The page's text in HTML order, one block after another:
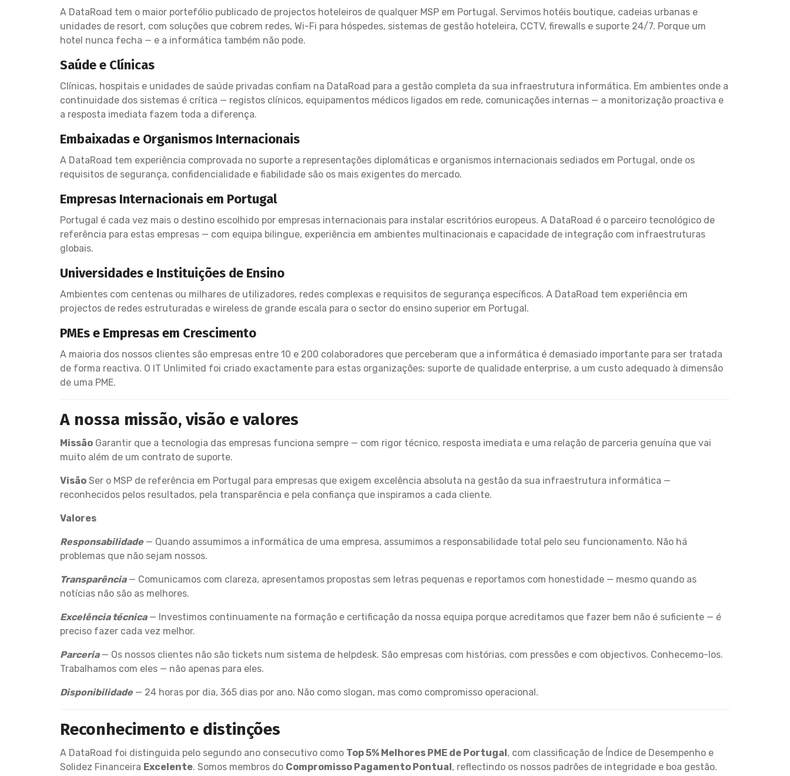
A DataRoad tem o maior portefólio publicado de projectos hoteleiros de qualquer MSP em Portugal. Servimos hotéis boutique, cadeias urbanas e
unidades de resort, com soluções que cobrem redes, Wi-Fi para hóspedes, sistemas de gestão hoteleira, CCTV, firewalls e suporte 24/7. Porque um
hotel nunca fecha — e a informática também não pode.
Saúde e Clínicas
Clínicas, hospitais e unidades de saúde privadas confiam na DataRoad para a gestão completa da sua infraestrutura informática. Em ambientes onde a
continuidade dos sistemas é crítica — registos clínicos, equipamentos médicos ligados em rede, comunicações internas — a monitorização proactiva e
a resposta imediata fazem toda a diferença.
Embaixadas e Organismos Internacionais
A DataRoad tem experiência comprovada no suporte a representações diplomáticas e organismos internacionais sediados em Portugal, onde os
requisitos de segurança, confidencialidade e fiabilidade são os mais exigentes do mercado.
Empresas Internacionais em Portugal
Portugal é cada vez mais o destino escolhido por empresas internacionais para instalar escritórios europeus. A DataRoad é o parceiro tecnológico de
referência para estas empresas — com equipa bilingue, experiência em ambientes multinacionais e capacidade de integração com infraestruturas
globais.
Universidades e Instituições de Ensino
Ambientes com centenas ou milhares de utilizadores, redes complexas e requisitos de segurança específicos. A DataRoad tem experiência em
projectos de redes estruturadas e wireless de grande escala para o sector do ensino superior em Portugal.
PMEs e Empresas em Crescimento
A maioria dos nossos clientes são empresas entre 10 e 200 colaboradores que perceberam que a informática é demasiado importante para ser tratada
de forma reactiva. O IT Unlimited foi criado exactamente para estas organizações: suporte de qualidade enterprise, a um custo adequado à dimensão
de uma PME.
A nossa missão, visão e valores
Missão Garantir que a tecnologia das empresas funciona sempre — com rigor técnico, resposta imediata e uma relação de parceria genuína que vai
muito além de um contrato de suporte.
Visão Ser o MSP de referência em Portugal para empresas que exigem excelência absoluta na gestão da sua infraestrutura informática —
reconhecidos pelos resultados, pela transparência e pela confiança que inspiramos a cada cliente.
Valores
Responsabilidade — Quando assumimos a informática de uma empresa, assumimos a responsabilidade total pelo seu funcionamento. Não há
problemas que não sejam nossos.
Transparência— Comunicamos com clareza, apresentamos propostas sem letras pequenas e reportamos com honestidade — mesmo quando as
notícias não são as melhores.
Excelência técnica— Investimos continuamente na formação e certificação da nossa equipa porque acreditamos que fazer bem não é suficiente — é
preciso fazer cada vez melhor.
Parceria— Os nossos clientes não são tickets num sistema de helpdesk. São empresas com histórias, com pressões e com objectivos. Conhecemo-los.
Trabalhamos com eles — não apenas para eles.
Disponibilidade — 24 horas por dia, 365 dias por ano. Não como slogan, mas como compromisso operacional.
Reconhecimento e distinções
A DataRoad foi distinguida pelo segundo ano consecutivo como Top 5% Melhores PME de Portugal, com classificação de Índice de Desempenho e
Solidez Financeira Excelente. Somos membros do Compromisso Pagamento Pontual, reflectindo os nossos padrões de integridade e boa gestão.